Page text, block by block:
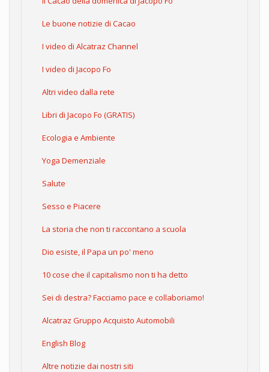
Le buone notizie di Cacao
I video di Alcatraz Channel
I video di Jacopo Fo
Altri video dalla rete
Libri di Jacopo Fo (GRATIS)
Ecologia e Ambiente
Yoga Demenziale
Salute
Sesso e Piacere
La storia che non ti raccontano a scuola
Dio esiste, il Papa un po' meno
10 cose che il capitalismo non ti ha detto
Sei di destra? Facciamo pace e collaboriamo!
Alcatraz Gruppo Acquisto Automobili
English Blog
Altre notizie dai nostri siti